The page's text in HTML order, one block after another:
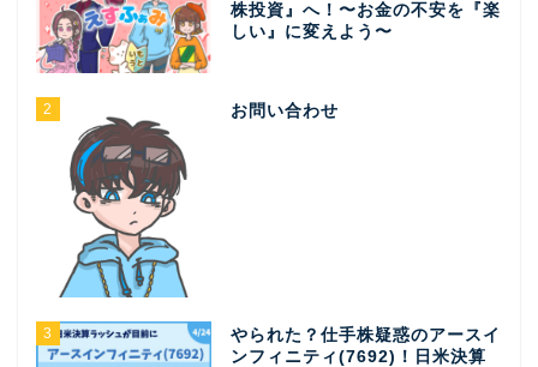
株投資』へ！〜お金の不安を『楽
しい』に変えよう〜
2 お問い合わせ
3
やられた？仕手株疑惑のアースイ
ンフィニティ(7692)！日米決算